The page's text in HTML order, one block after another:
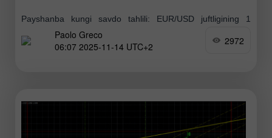
Payshanba kungi savdo tahlili: EUR/USD juftligining 1
soatlik grafigi EUR/USD valyuta juftligi payshanba kuni
o'sishni davom ettirdi va o'sishning volatilligi ham, kuchi
Paolo Greco
06:07 2025-11-14 UTC+2
2972